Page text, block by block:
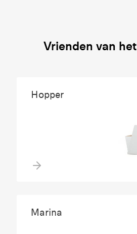
Vrienden van
Hopper
Marina